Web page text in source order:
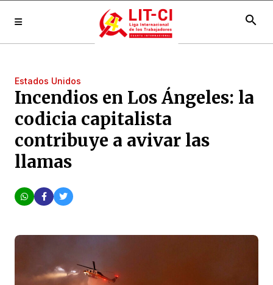
search
Estados Unidos
Incendios en Los Ángeles: la
codicia capitalista
contribuye a avivar las
llamas